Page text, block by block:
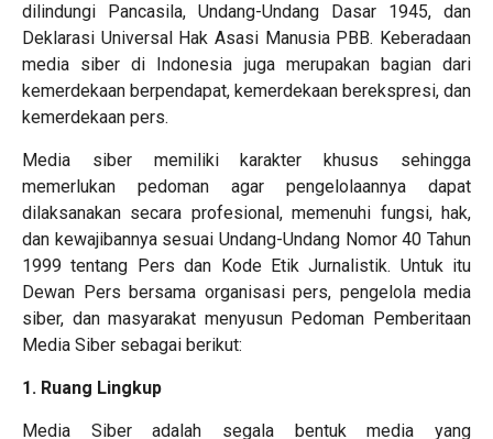
dilindungi Pancasila, Undang-Undang Dasar 1945, dan
Deklarasi Universal Hak Asasi Manusia PBB. Keberadaan
media siber di Indonesia juga merupakan bagian dari
kemerdekaan berpendapat, kemerdekaan berekspresi, dan
kemerdekaan pers.
Media siber memiliki karakter khusus sehingga
memerlukan pedoman agar pengelolaannya dapat
dilaksanakan secara profesional, memenuhi fungsi, hak,
dan kewajibannya sesuai Undang-Undang Nomor 40 Tahun
1999 tentang Pers dan Kode Etik Jurnalistik. Untuk itu
Dewan Pers bersama organisasi pers, pengelola media
siber, dan masyarakat menyusun Pedoman Pemberitaan
Media Siber sebagai berikut:
1. Ruang Lingkup
Media Siber adalah segala bentuk media yang